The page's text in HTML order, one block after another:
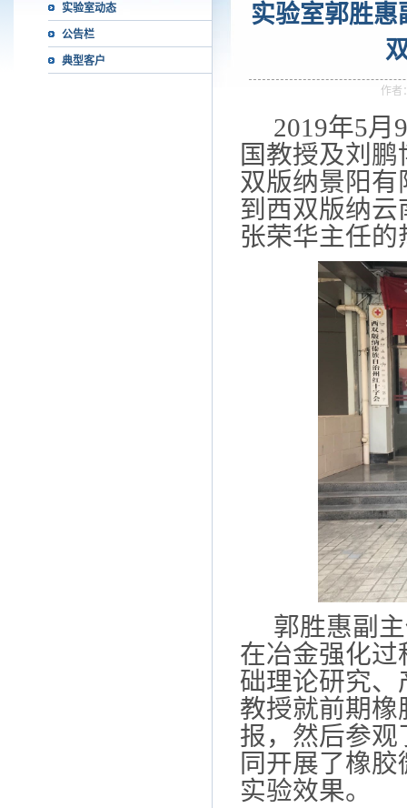
实验室动态
公告栏
典型客户
实验室郭胜惠
作者
2019年5月
国教授及刘
双版纳景阳
到西双版纳
张荣华主任的
郭胜惠副
在冶金强化
础理论研究
教授就前期
报，然后参
同开展了橡
实验效果。